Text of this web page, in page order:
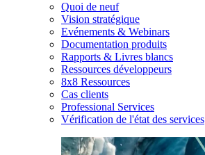
Quoi de neuf
Vision stratégique
Evénements & Webinars
Documentation produits
Rapports & Livres blancs
Ressources développeurs
8x8 Ressources
Cas clients
Professional Services
Vérification de l'état des services